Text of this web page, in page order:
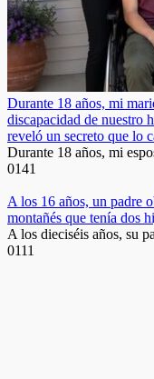
Durante 18 años, mi
discapacidad de nuestro
reveló un secreto que lo
Durante 18 años, mi
0141
A los 16 años, un padre
montañés que tenía dos
A los dieciséis años, su
0111